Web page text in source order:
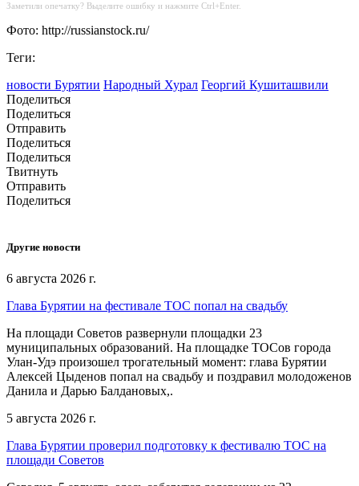
Заметили опечатку? Выделите ошибку и нажмите Ctrl+Enter.
Фото: http://russianstock.ru/
Теги:
новости Бурятии Народный Хурал Георгий Кушиташвили
Поделиться
Поделиться
Отправить
Поделиться
Поделиться
Твитнуть
Отправить
Поделиться
Другие новости
6 августа 2026 г.
Глава Бурятии на фестивале ТОС попал на свадьбу
На площади Советов развернули площадки 23
муниципальных образований. На площадке ТОСов города
Улан-Удэ произошел трогательный момент: глава Бурятии
Алексей Цыденов попал на свадьбу и поздравил молодоженов
Данила и Дарью Балдановых,.
5 августа 2026 г.
Глава Бурятии проверил подготовку к фестивалю ТОС на
площади Советов